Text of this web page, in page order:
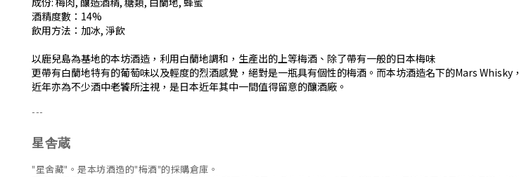
酒精度數：14%
飲用方法：加冰, 淨飲
以鹿兒島為基地的本坊酒造，利用白蘭地調和，生產出的上等梅酒、除了帶有一般的日本梅味
更帶有白蘭地特有的葡萄味以及輕度的烈酒感覺，絕對是一瓶具有個性的梅酒。而本坊酒造名下的Mars Whisky，
近年亦為不少酒中老饕所注視，是日本近年其中一間值得留意的釀酒廠。
---
星舎蔵
"星舍藏"。是本坊酒造的"梅酒"的採購倉庫。